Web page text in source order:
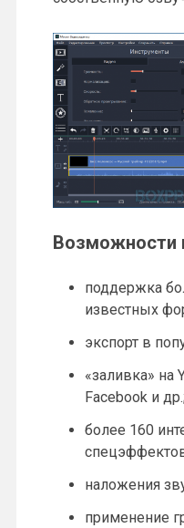
Возможности
поддержка
известных
экспорт в
«заливка» на
Facebook и
более 160
наложения
применение